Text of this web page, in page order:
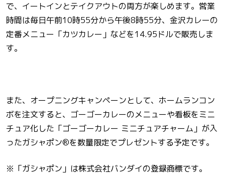
で、イートインとテイクアウトの両方が楽しめます。営業
時間は毎日午前10時55分から午後8時55分、​​金沢カレーの
定番メニュー「カツカレー」などを14.95ドルで販売しま
す。
また、オープニングキャンペーンとして、ホームランコン
ボを注文すると、ゴーゴーカレーのメニューや看板をミニ
チュア化した「ゴーゴーカレー ミニチュアチャーム」が入
ったガシャポン®を数量限定でプレゼントする予定です。
※「ガシャポン」は株式会社バンダイの登録商標です。